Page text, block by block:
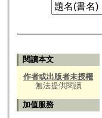
閱讀本文
作者或出版者未授權
無法提供閱讀
加值服務